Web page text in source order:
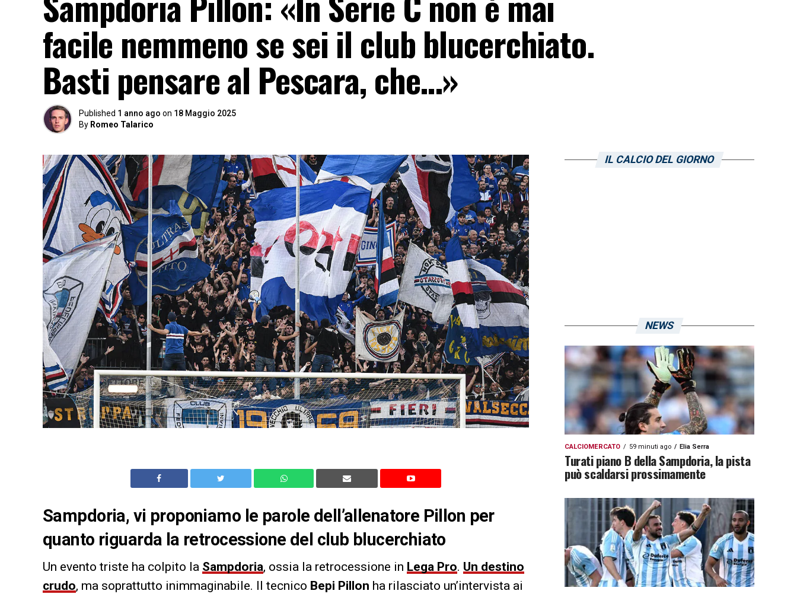
facile nemmeno se sei il club blucerchiato.
Basti pensare al Pescara, che…»
Published 1 anno ago on 18 Maggio 2025
By Romeo Talarico
Sampdoria, vi proponiamo le parole dell’allenatore Pillon per
quanto riguarda la retrocessione del club blucerchiato
Un evento triste ha colpito la Sampdoria, ossia la retrocessione in Lega Pro. Un destino
crudo, ma soprattutto inimmaginabile. Il tecnico Bepi Pillon ha rilasciato un’intervista ai
IL CALCIO DEL GIORNO
NEWS
CALCIOMERCATO 59 minuti ago Elia Serra
Turati piano B della Sampdoria, la pista
può scaldarsi prossimamente